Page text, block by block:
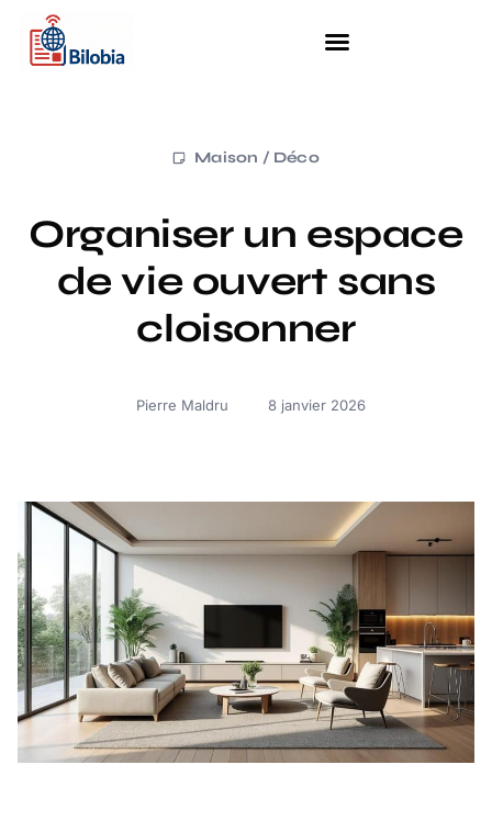
Maison / Déco
Organiser un espace
de vie ouvert sans
cloisonner
Pierre Maldru 8 janvier 2026